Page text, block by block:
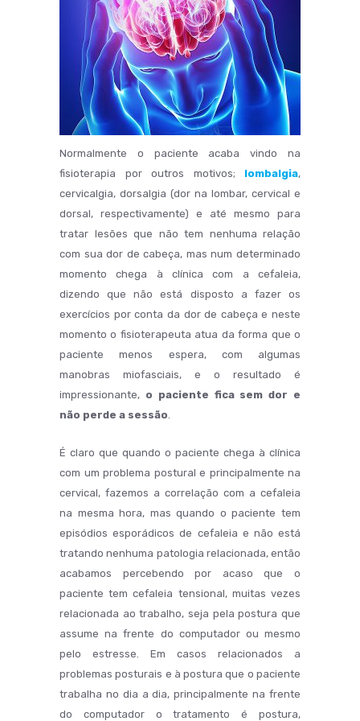
Normalmente o paciente acaba vindo na
fisioterapia por outros motivos; lombalgia,
cervicalgia, dorsalgia (dor na lombar, cervical e
dorsal, respectivamente) e até mesmo para
tratar lesões que não tem nenhuma relação
com sua dor de cabeça, mas num determinado
momento chega à clínica com a cefaleia,
dizendo que não está disposto a fazer os
exercícios por conta da dor de cabeça e neste
momento o fisioterapeuta atua da forma que o
paciente menos espera, com algumas
manobras miofasciais, e o resultado é
impressionante, o paciente fica sem dor e
não perde a sessão.
É claro que quando o paciente chega à clínica
com um problema postural e principalmente na
cervical, fazemos a correlação com a cefaleia
na mesma hora, mas quando o paciente tem
episódios esporádicos de cefaleia e não está
tratando nenhuma patologia relacionada, então
acabamos percebendo por acaso que o
paciente tem cefaleia tensional, muitas vezes
relacionada ao trabalho, seja pela postura que
assume na frente do computador ou mesmo
pelo estresse. Em casos relacionados a
problemas posturais e à postura que o paciente
trabalha no dia a dia, principalmente na frente
do computador o tratamento é postura,